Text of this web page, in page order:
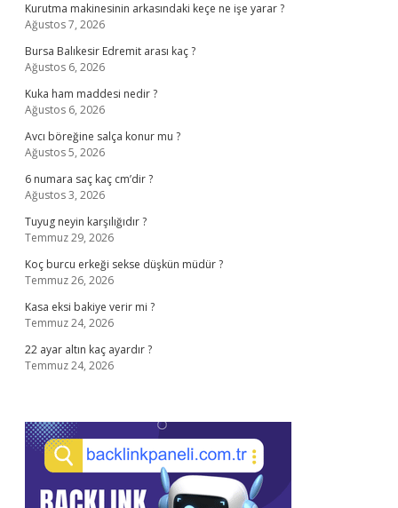
Kurutma makinesinin arkasındaki keçe ne işe yarar ?
Ağustos 7, 2026
Bursa Balıkesir Edremit arası kaç ?
Ağustos 6, 2026
Kuka ham maddesi nedir ?
Ağustos 6, 2026
Avcı böreğine salça konur mu ?
Ağustos 5, 2026
6 numara saç kaç cm’dir ?
Ağustos 3, 2026
Tuyug neyin karşılığıdır ?
Temmuz 29, 2026
Koç burcu erkeği sekse düşkün müdür ?
Temmuz 26, 2026
Kasa eksi bakiye verir mi ?
Temmuz 24, 2026
22 ayar altın kaç ayardır ?
Temmuz 24, 2026